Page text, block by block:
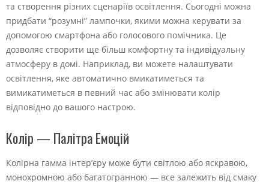
та створення різних сценаріїв освітлення. Сьогодні можна
придбати “розумні” лампочки, якими можна керувати за
допомогою смартфона або голосового помічника. Це
дозволяє створити ще більш комфортну та індивідуальну
атмосферу в домі. Наприклад, ви можете налаштувати
освітлення, яке автоматично вмикатиметься та
вимикатиметься в певний час або змінювати колір
відповідно до вашого настрою.
Колір — Палітра Емоцій
Колірна гамма інтер’єру може бути світлою або яскравою,
монохромною або багатогранною — все залежить від смаку